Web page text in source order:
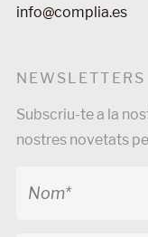
info@complia.es
NEWSLETTERS
Subscriu-te a la
nostres novetats